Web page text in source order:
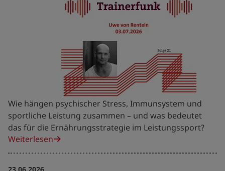
Wie hängen psychischer Stress, Immunsystem und
sportliche Leistung zusammen – und was bedeutet
das für die Ernährungsstrategie im Leistungssport?
Weiterlesen